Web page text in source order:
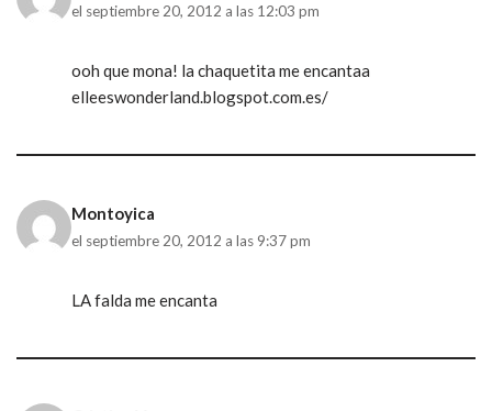
el septiembre 20, 2012 a las 12:03 pm
ooh que mona! la chaquetita me encantaa
elleeswonderland.blogspot.com.es/
Montoyica
el septiembre 20, 2012 a las 9:37 pm
LA falda me encanta